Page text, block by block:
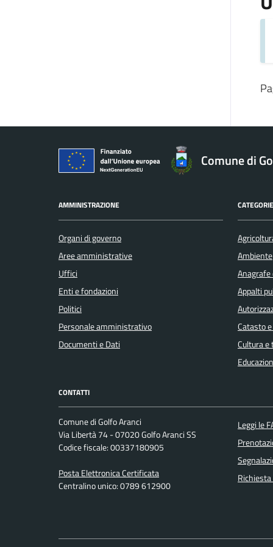
Comune di
AMMINISTRAZIONE
Organi di governo
Aree amministrative
Uffici
Enti e fondazioni
Politici
Personale amministrativo
Documenti e Dati
Ambiente
Appalti
Catasto
Cultura e
CONTATTI
Comune di Golfo Aranci
Via Libertà 74 - 07020 Golfo Aranci SS
Codice fiscale: 00337180905
Posta Elettronica Certificata
Centralino unico: 0789 612900
Leggi le